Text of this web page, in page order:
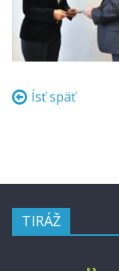
Ísť späť
TIRÁŽ